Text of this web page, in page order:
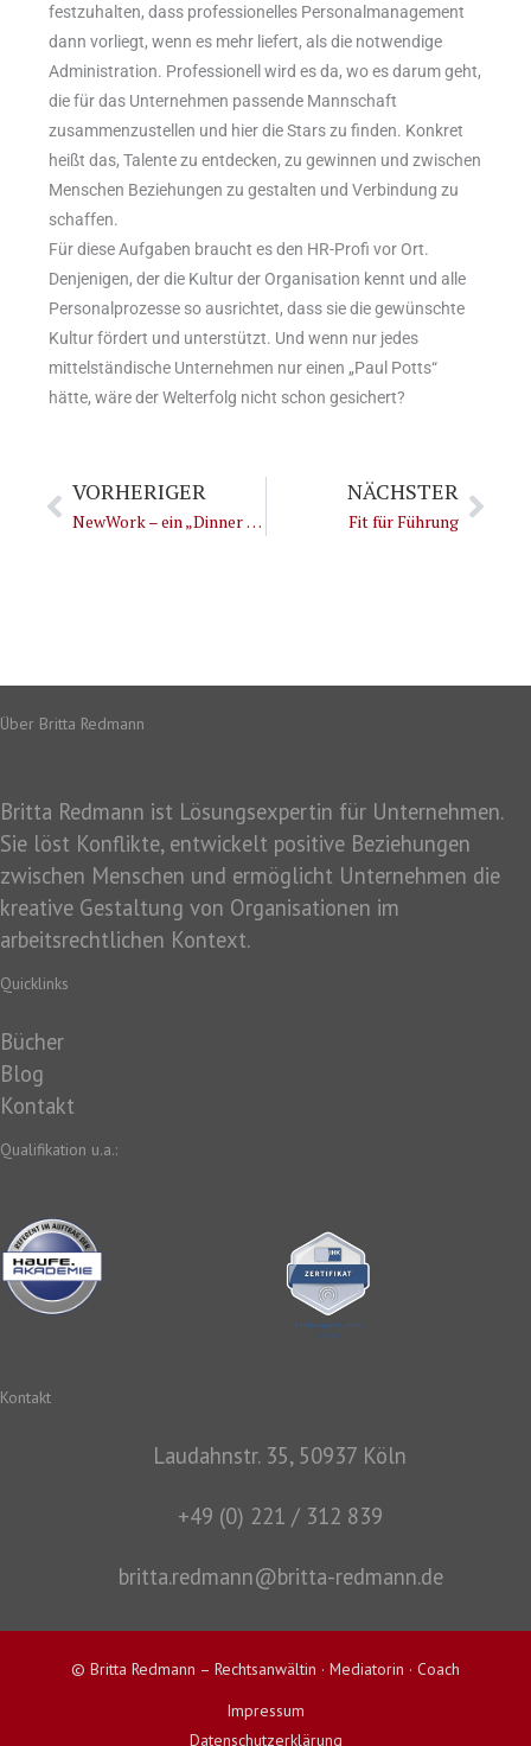
festzuhalten, dass professionelles Personalmanagement
dann vorliegt, wenn es mehr liefert, als die notwendige
Administration. Professionell wird es da, wo es darum geht,
die für das Unternehmen passende Mannschaft
zusammenzustellen und hier die Stars zu finden. Konkret
heißt das, Talente zu entdecken, zu gewinnen und zwischen
Menschen Beziehungen zu gestalten und Verbindung zu
schaffen.
Für diese Aufgaben braucht es den HR-Profi vor Ort.
Denjenigen, der die Kultur der Organisation kennt und alle
Personalprozesse so ausrichtet, dass sie die gewünschte
Kultur fördert und unterstützt. Und wenn nur jedes
mittelständische Unternehmen nur einen „Paul Potts“
hätte, wäre der Welterfolg nicht schon gesichert?
Zurück
VORHERIGER
NewWork – ein „Dinner for One“
NÄCHSTER
Fit für Führung
Über Britta Redmann
Britta Redmann ist Lösungsexpertin für Unternehmen.
Sie löst Konflikte, entwickelt positive Beziehungen
zwischen Menschen und ermöglicht Unternehmen die
kreative Gestaltung von Organisationen im
arbeitsrechtlichen Kontext.
Quicklinks
Bücher
Blog
Kontakt
Qualifikation u.a.:
Kontakt
Laudahnstr. 35, 50937 Köln
+49 (0) 221 / 312 839
britta.redmann@britta-redmann.de
© Britta Redmann – Rechtsanwältin · Mediatorin · Coach
Impressum
Datenschutzerklärung